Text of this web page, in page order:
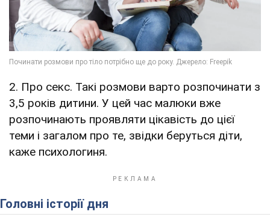
2. Про секс. Такі розмови варто розпочинати з
3,5 років дитини. У цей час малюки вже
розпочинають проявляти цікавість до цієї
теми і загалом про те, звідки беруться діти,
каже психологиня.
Головні історії дня